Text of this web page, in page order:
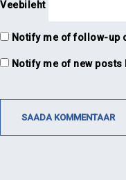
Veebileht
Notify me of follow-up
Notify me of new posts